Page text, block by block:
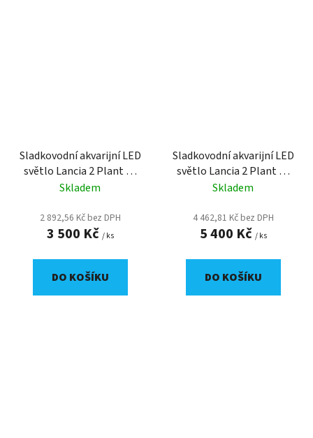
Sladkovodní akvarijní LED
světlo Lancia 2 Plant 30
cm
Skladem
2 892,56 Kč bez DPH
3 500 Kč / ks
DO KOŠÍKU
Sladkovodní akvarijní LED
světlo Lancia 2 Plant 75
cm
Skladem
4 462,81 Kč bez DPH
5 400 Kč / ks
DO KOŠÍKU